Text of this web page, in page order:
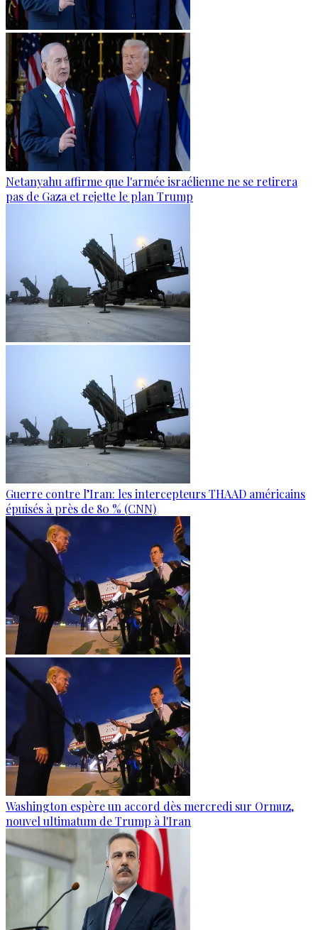
Netanyahu affirme que l'armée israélienne ne se retirera
pas de Gaza et rejette le plan Trump
Guerre contre l’Iran: les intercepteurs THAAD américains
épuisés à près de 80 % (CNN)
Washington espère un accord dès mercredi sur Ormuz,
nouvel ultimatum de Trump à l'Iran